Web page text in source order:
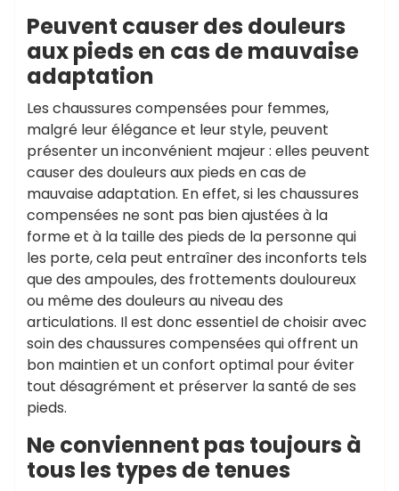
Peuvent causer des douleurs
aux pieds en cas de mauvaise
adaptation
Les chaussures compensées pour femmes,
malgré leur élégance et leur style, peuvent
présenter un inconvénient majeur : elles peuvent
causer des douleurs aux pieds en cas de
mauvaise adaptation. En effet, si les chaussures
compensées ne sont pas bien ajustées à la
forme et à la taille des pieds de la personne qui
les porte, cela peut entraîner des inconforts tels
que des ampoules, des frottements douloureux
ou même des douleurs au niveau des
articulations. Il est donc essentiel de choisir avec
soin des chaussures compensées qui offrent un
bon maintien et un confort optimal pour éviter
tout désagrément et préserver la santé de ses
pieds.
Ne conviennent pas toujours à
tous les types de tenues